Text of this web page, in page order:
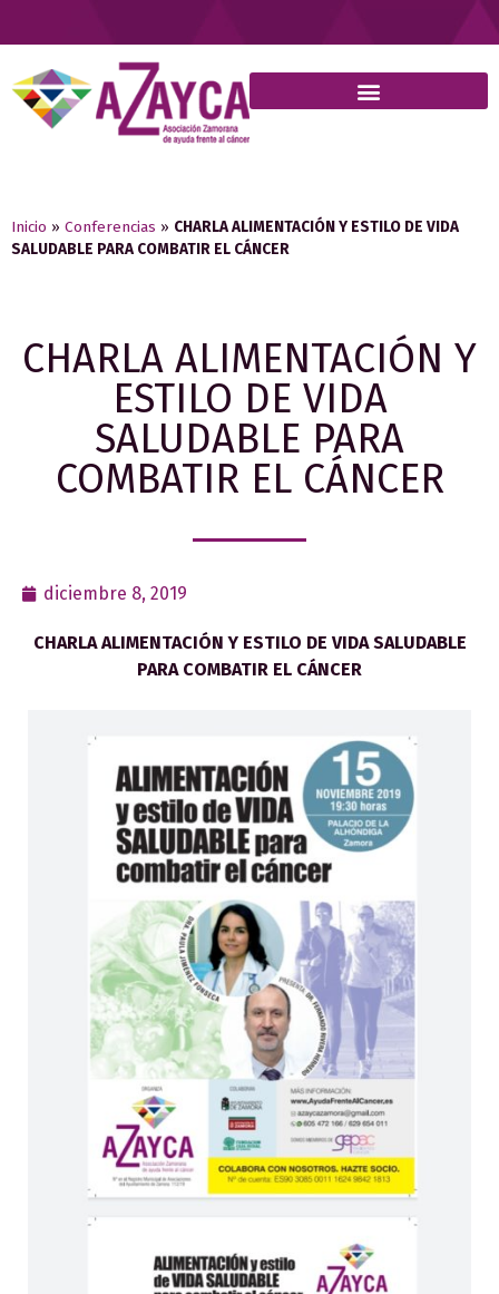
Inicio » Conferencias » CHARLA ALIMENTACIÓN Y ESTILO DE VIDA
SALUDABLE PARA COMBATIR EL CÁNCER
CHARLA ALIMENTACIÓN Y
ESTILO DE VIDA
SALUDABLE PARA
COMBATIR EL CÁNCER
diciembre 8, 2019
CHARLA ALIMENTACIÓN Y ESTILO DE VIDA SALUDABLE
PARA COMBATIR EL CÁNCER